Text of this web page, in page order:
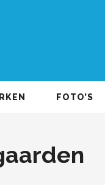
FOTO’S